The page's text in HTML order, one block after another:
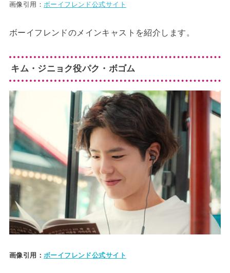
画像引用： ボーイフレンド公式サイト
ボーイフレンドのメインキャストを紹介します。
キム・ジニョク役パク・ボゴム
画像引用： ボーイフレンド公式サイト